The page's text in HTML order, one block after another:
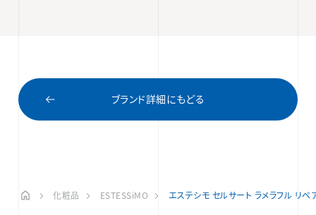
ブランド詳細にもどる
化粧品 ESTESSiMO エステシモ セルサート ラメラフル リペ